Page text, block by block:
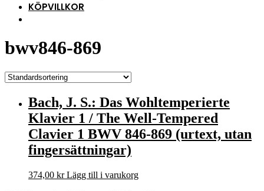
KÖPVILLKOR
bwv846-869
Bach, J. S.: Das Wohltemperierte
Klavier 1 / The Well-Tempered
Clavier 1 BWV 846-869 (urtext, utan
fingersättningar)
374,00 kr Lägg till i varukorg